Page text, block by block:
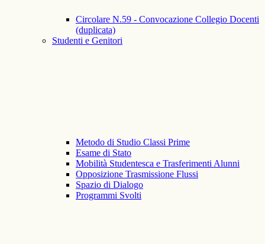
Circolare N.59 - Convocazione Collegio Docenti
(duplicata)
Studenti e Genitori
Metodo di Studio Classi Prime
Esame di Stato
Mobilità Studentesca e Trasferimenti Alunni
Opposizione Trasmissione Flussi
Spazio di Dialogo
Programmi Svolti